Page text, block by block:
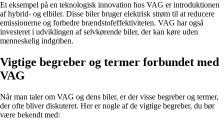
Et eksempel på en teknologisk innovation hos VAG er introduktionen
af hybrid- og elbiler. Disse biler bruger elektrisk strøm til at reducere
emissionerne og forbedre brændstofeffektiviteten. VAG har også
investeret i udviklingen af selvkørende biler, der kan køre uden
menneskelig indgriben.
Vigtige begreber og termer forbundet med
VAG
Når man taler om VAG og dens biler, er der visse begreber og termer,
der ofte bliver diskuteret. Her er nogle af de vigtige begreber, du bør
være bekendt med: